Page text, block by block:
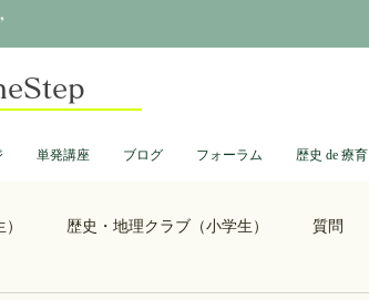
単発講座 ブログ フォーラム 歴史 de 療育
歴史・地理クラブ（小学生） 質問